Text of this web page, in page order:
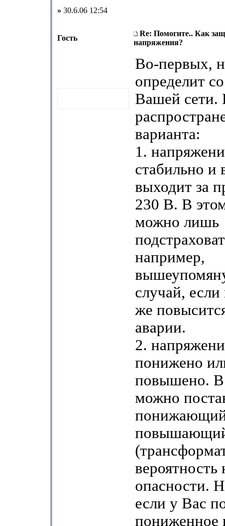
» 30.6.06 12:54
Гость
Re: Помогите.. Как
напряжения?
Во-первых,
определит
Вашей сети.
варианта:
1.
стабильно и
выходит за
230 В. В
можно лишь
например,
случай,
же
аварии.
2.
понижено
повышено. В
можно
вероятность
опасности.
если у Вас
пониженное